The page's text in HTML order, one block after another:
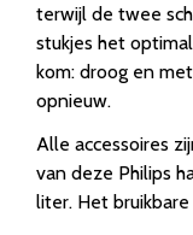
terwijl de twee
stukjes het
kom: droog en
opnieuw.
Alle accessoires
van deze Philips
liter. Het